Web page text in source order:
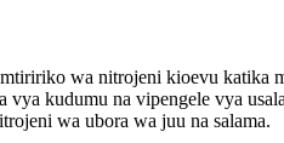
wa nitrojeni kioevu katika
kudumu na vipengele vya
wa ubora wa juu na salama.